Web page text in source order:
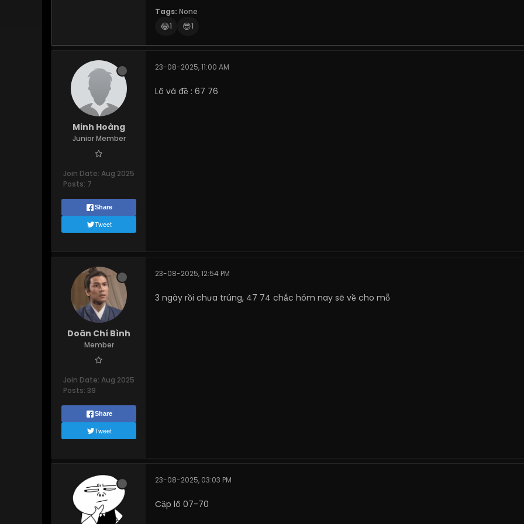
Tags: None
😂1 😎1
Minh Hoàng
Junior Member
Join Date: Aug 2025
Posts: 7
Share
Tweet
23-08-2025, 11:00 AM
Lô và đề : 67 76
Doãn Chí Bình
Member
Join Date: Aug 2025
Posts: 39
Share
Tweet
23-08-2025, 12:54 PM
3 ngày rồi chưa trúng, 47 74 chắc hôm nay sẽ về cho mỗ
23-08-2025, 03:03 PM
Cặp lô 07-70